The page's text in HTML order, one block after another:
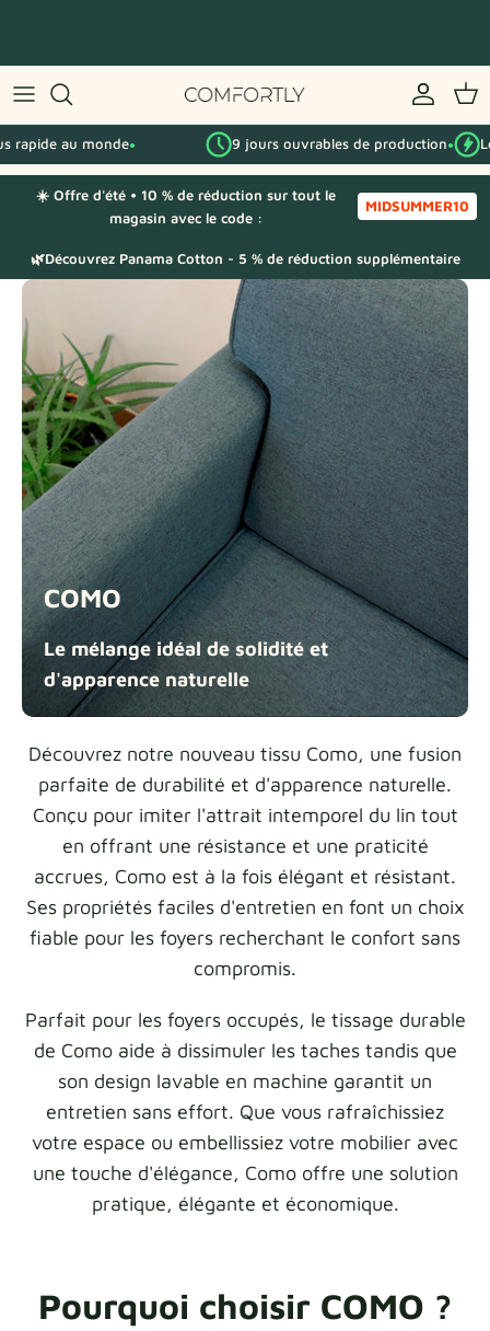
contenu
Par série IKEA
Par catégorie
Échantillons de tissu
Échantillons de tissu
Obtenez votre échantillon
au monde● 9 jours ouvrables de production● Le
☀️ Offre d'été • 10 % de réduction sur tout le
magasin avec le code :
MIDSUMMER10
🌿Découvrez Panama Cotton - 5 % de réduction supplémentaire
COMO
Le mélange idéal de solidité et
d'apparence naturelle
Découvrez notre nouveau tissu Como, une fusion
parfaite de durabilité et d'apparence naturelle.
Conçu pour imiter l'attrait intemporel du lin tout
en offrant une résistance et une praticité
accrues, Como est à la fois élégant et résistant.
Ses propriétés faciles d'entretien en font un choix
fiable pour les foyers recherchant le confort sans
compromis.
Parfait pour les foyers occupés, le tissage durable
de Como aide à dissimuler les taches tandis que
son design lavable en machine garantit un
entretien sans effort. Que vous rafraîchissiez
votre espace ou embellissiez votre mobilier avec
une touche d'élégance, Como offre une solution
pratique, élégante et économique.
Pourquoi choisir COMO ?